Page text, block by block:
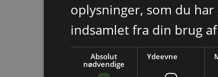
oplysninger, som du
indsamlet fra din brug
Absolut
nødvendige
Ydeevne